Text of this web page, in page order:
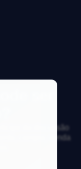
da discussão
compra, venda